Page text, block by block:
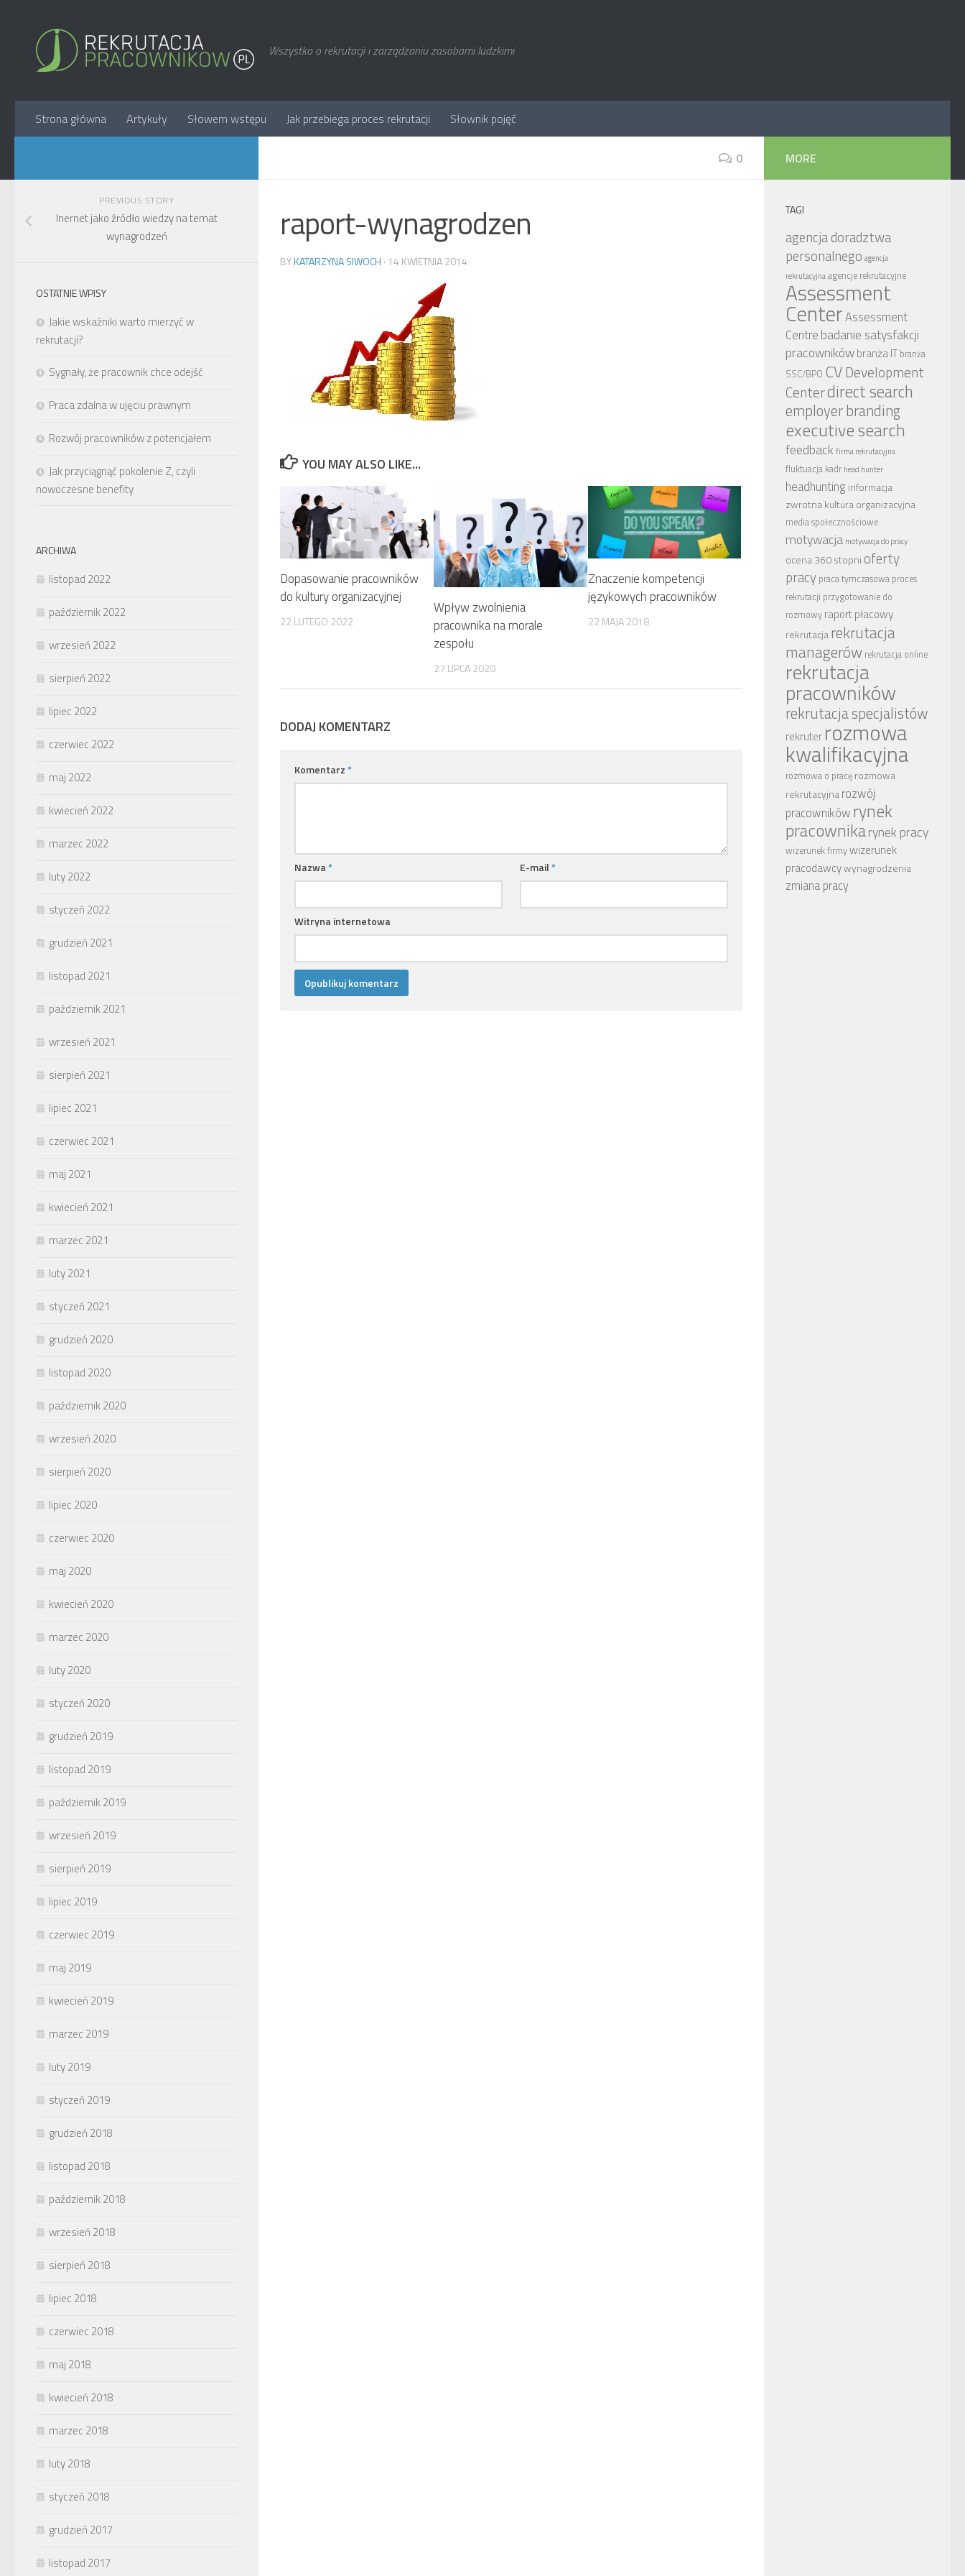
Wszystko o rekrutacji i zarządzaniu zasobami ludzkimi
Strona główna Artykuły Słowem wstępu Jak przebiega proces rekrutacji Słownik pojęć
0
raport-wynagrodzen
BYKATARZYNA SIWOCH · 14 KWIETNIA 2014
YOU MAY ALSO LIKE...
Dopasowanie pracowników
do kultury organizacyjnej
22 LUTEGO 2022
Wpływ zwolnienia
pracownika na morale
zespołu
27 LIPCA 2020
Znaczenie kompetencji
językowych pracowników
22 MAJA 2018
DODAJ KOMENTARZ
Komentarz *
Nazwa * E-mail *
Witryna internetowa
PREVIOUS STORY
Inernet jako źródło wiedzy na temat
wynagrodzeń
OSTATNIE WPISY
Jakie wskaźniki warto mierzyć w
rekrutacji?
Sygnały, że pracownik chce odejść
Praca zdalna w ujęciu prawnym
Rozwój pracowników z potencjałem
Jak przyciągnąć pokolenie Z, czyli
nowoczesne benefity
ARCHIWA
listopad 2022
październik 2022
wrzesień 2022
sierpień 2022
lipiec 2022
czerwiec 2022
maj 2022
kwiecień 2022
marzec 2022
luty 2022
styczeń 2022
grudzień 2021
listopad 2021
październik 2021
wrzesień 2021
sierpień 2021
lipiec 2021
czerwiec 2021
maj 2021
kwiecień 2021
marzec 2021
luty 2021
styczeń 2021
grudzień 2020
listopad 2020
październik 2020
wrzesień 2020
sierpień 2020
lipiec 2020
czerwiec 2020
maj 2020
kwiecień 2020
marzec 2020
luty 2020
styczeń 2020
grudzień 2019
listopad 2019
październik 2019
wrzesień 2019
sierpień 2019
lipiec 2019
czerwiec 2019
maj 2019
kwiecień 2019
marzec 2019
luty 2019
styczeń 2019
grudzień 2018
listopad 2018
październik 2018
wrzesień 2018
sierpień 2018
lipiec 2018
czerwiec 2018
maj 2018
kwiecień 2018
marzec 2018
luty 2018
styczeń 2018
grudzień 2017
listopad 2017
MORE
TAGI
agencja doradztwa
personalnego agencja
rekrutacyjnaagencje rekrutacyjne
Assessment
CenterAssessment
Centre badanie satysfakcji
pracownikówbranża IT branża
SSC/BPO CV Development
Centerdirect search
employer branding
executive search
feedback firma rekrutacyjna
fluktuacja kadr head hunter
headhunting informacja
zwrotnakultura organizacyjna
media społecznościowe
motywacja motywacja do pracy
ocena 360 stopni oferty
pracy praca tymczasowa proces
rekrutacji przygotowanie do
rozmowy raport płacowy
rekrutacjarekrutacja
managerów rekrutacja online
rekrutacja
pracowników
rekrutacja specjalistów
rekruter rozmowa
kwalifikacyjna
rozmowa o pracę rozmowa
rekrutacyjnarozwój
pracowników rynek
pracownikarynek pracy
wizerunek firmywizerunek
pracodawcywynagrodzenia
zmiana pracy